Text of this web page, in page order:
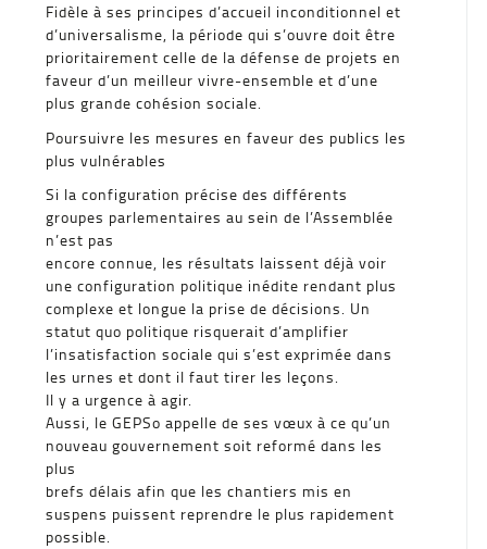
Fidèle à ses principes d’accueil inconditionnel et
d’universalisme, la période qui s’ouvre doit être
prioritairement celle de la défense de projets en
faveur d’un meilleur vivre-ensemble et d’une
plus grande cohésion sociale.
Poursuivre les mesures en faveur des publics les
plus vulnérables
Si la configuration précise des différents
groupes parlementaires au sein de l’Assemblée
n’est pas
encore connue, les résultats laissent déjà voir
une configuration politique inédite rendant plus
complexe et longue la prise de décisions. Un
statut quo politique risquerait d’amplifier
l’insatisfaction sociale qui s’est exprimée dans
les urnes et dont il faut tirer les leçons.
Il y a urgence à agir.
Aussi, le GEPSo appelle de ses vœux à ce qu’un
nouveau gouvernement soit reformé dans les
plus
brefs délais afin que les chantiers mis en
suspens puissent reprendre le plus rapidement
possible.